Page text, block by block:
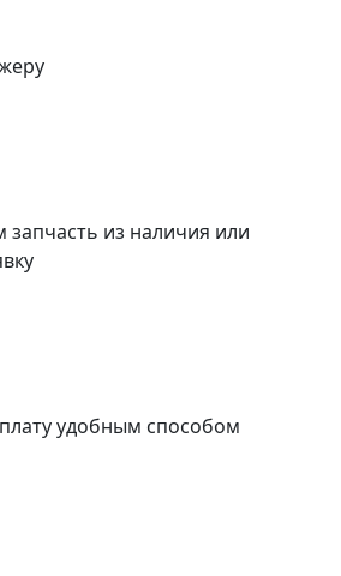
из наличия или
удобным способом